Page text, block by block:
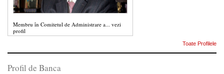
Membru în Comitetul de Administrare a... vezi
profil
Toate Profilele
Profil de Banca